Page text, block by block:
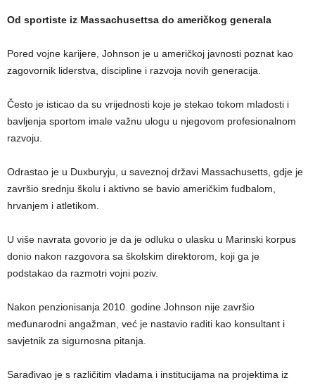
Od sportiste iz Massachusettsa do američkog generala
Pored vojne karijere, Johnson je u američkoj javnosti poznat kao
zagovornik liderstva, discipline i razvoja novih generacija.
Često je isticao da su vrijednosti koje je stekao tokom mladosti i
bavljenja sportom imale važnu ulogu u njegovom profesionalnom
razvoju.
Odrastao je u Duxburyju, u saveznoj državi Massachusetts, gdje je
završio srednju školu i aktivno se bavio američkim fudbalom,
hrvanjem i atletikom.
U više navrata govorio je da je odluku o ulasku u Marinski korpus
donio nakon razgovora sa školskim direktorom, koji ga je
podstakao da razmotri vojni poziv.
Nakon penzionisanja 2010. godine Johnson nije završio
međunarodni angažman, već je nastavio raditi kao konsultant i
savjetnik za sigurnosna pitanja.
Sarađivao je s različitim vladama i institucijama na projektima iz